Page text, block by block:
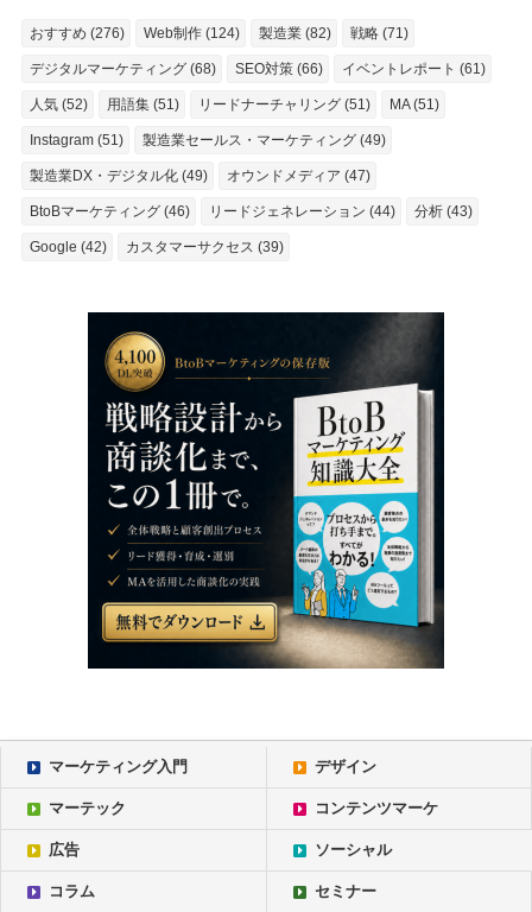
おすすめ (276) Web制作 (124) 製造業 (82) 戦略 (71)
デジタルマーケティング (68) SEO対策 (66) イベントレポート (61)
人気 (52) 用語集 (51) リードナーチャリング (51) MA (51)
Instagram (51) 製造業セールス・マーケティング (49)
製造業DX・デジタル化 (49) オウンドメディア (47)
BtoBマーケティング (46) リードジェネレーション (44) 分析 (43)
Google (42) カスタマーサクセス (39)
マーケティング入門 デザイン
マーテック コンテンツマーケ
広告 ソーシャル
コラム セミナー